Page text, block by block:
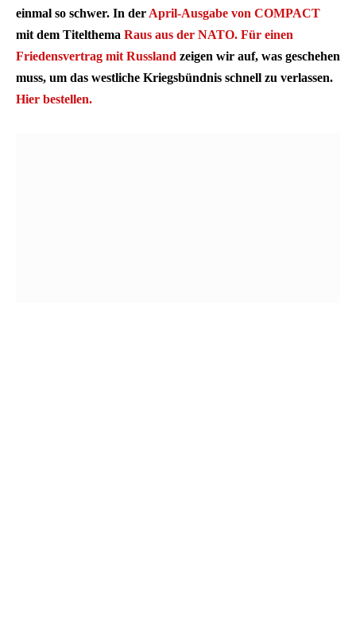
einmal so schwer. In der April-Ausgabe von COMPACT
mit dem Titelthema Raus aus der NATO. Für einen
Friedensvertrag mit Russland zeigen wir auf, was geschehen
muss, um das westliche Kriegsbündnis schnell zu verlassen.
Hier bestellen.